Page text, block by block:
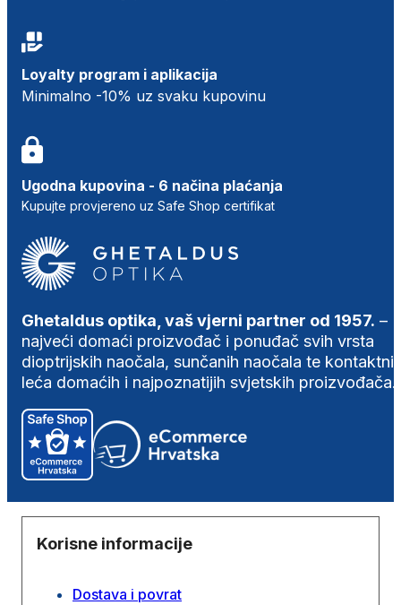
Loyalty program i aplikacija
Minimalno -10% uz svaku kupovinu
Ugodna kupovina - 6 načina plaćanja
Kupujte provjereno uz Safe Shop certifikat
Ghetaldus optika, vaš vjerni partner od 1957. –
najveći domaći proizvođač i ponuđač svih vrsta
dioptrijskih naočala, sunčanih naočala te
leća domaćih i najpoznatijih svjetskih proizvođača.
Korisne informacije
Dostava i povrat